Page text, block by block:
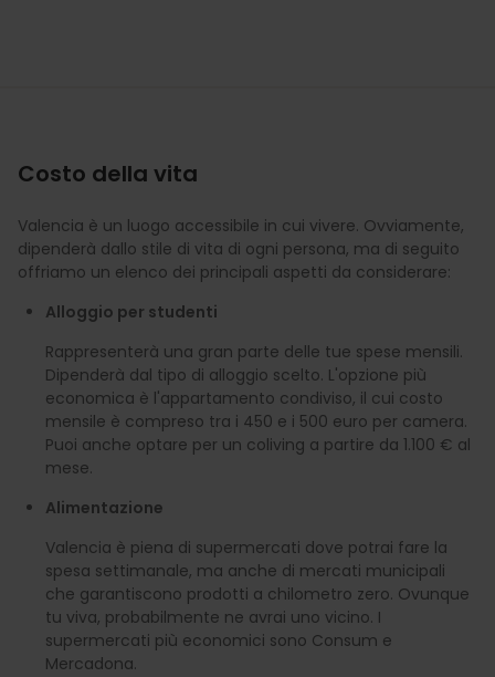
Costo della vita
Valencia è un luogo accessibile in cui vivere. Ovviamente,
dipenderà dallo stile di vita di ogni persona, ma di seguito
offriamo un elenco dei principali aspetti da considerare:
Alloggio per studenti
Rappresenterà una gran parte delle tue spese mensili.
Dipenderà dal tipo di alloggio scelto. L'opzione più
economica è l'appartamento condiviso, il cui costo
mensile è compreso tra i 450 e i 500 euro per camera.
Puoi anche optare per un coliving a partire da 1.100 € al
mese.
Alimentazione
Valencia è piena di supermercati dove potrai fare la
spesa settimanale, ma anche di mercati municipali
che garantiscono prodotti a chilometro zero. Ovunque
tu viva, probabilmente ne avrai uno vicino. I
supermercati più economici sono Consum e
Mercadona.